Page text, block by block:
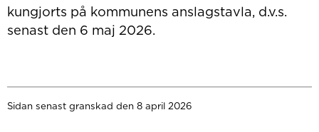
kungjorts på kommunens anslagstavla, d.v.s.
senast den 6 maj 2026.
Sidan senast granskad den 8 april 2026